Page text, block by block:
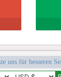
uns für besseren